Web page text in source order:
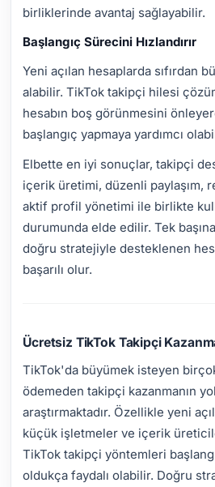
birliklerinde avantaj sağlayabilir.
Başlangıç Sürecini Hızlandırır
Yeni açılan hesaplarda sıfırdan
alabilir. TikTok takipçi hilesi
hesabın boş görünmesini
başlangıç yapmaya yardımcı
Elbette en iyi sonuçlar, takipçi
içerik üretimi, düzenli paylaşım,
aktif profil yönetimi ile birlikte
durumunda elde edilir. Tek başına
doğru stratejiyle desteklenen
başarılı olur.
Ücretsiz TikTok Takipçi
TikTok'da büyümek isteyen
ödemeden takipçi kazanmanın
araştırmaktadır. Özellikle yeni
küçük işletmeler ve içerik
TikTok takipçi yöntemleri
oldukça faydalı olabilir. Doğru